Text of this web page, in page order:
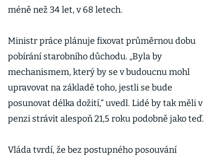
méně než 34 let, v 68 letech.
Ministr práce plánuje fixovat průměrnou dobu
pobírání starobního důchodu. „Byla by
mechanismem, který by se v budoucnu mohl
upravovat na základě toho, jestli se bude
posunovat délka dožití,“ uvedl. Lidé by tak měli v
penzi strávit alespoň 21,5 roku podobně jako teď.
Vláda tvrdí, že bez postupného posouvání